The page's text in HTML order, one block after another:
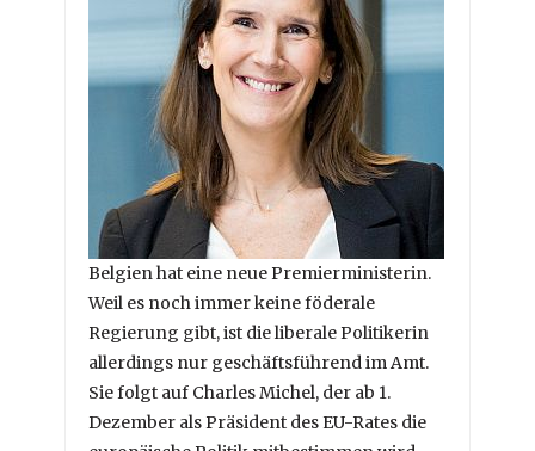
Belgien hat eine neue Premierministerin.
Weil es noch immer keine föderale
Regierung gibt, ist die liberale Politikerin
allerdings nur geschäftsführend im Amt.
Sie folgt auf Charles Michel, der ab 1.
Dezember als Präsident des EU-Rates die